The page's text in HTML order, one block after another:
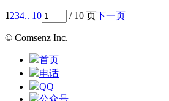
1234.. 10 / 10 页下一页
© Comsenz Inc.
首页
电话
QQ